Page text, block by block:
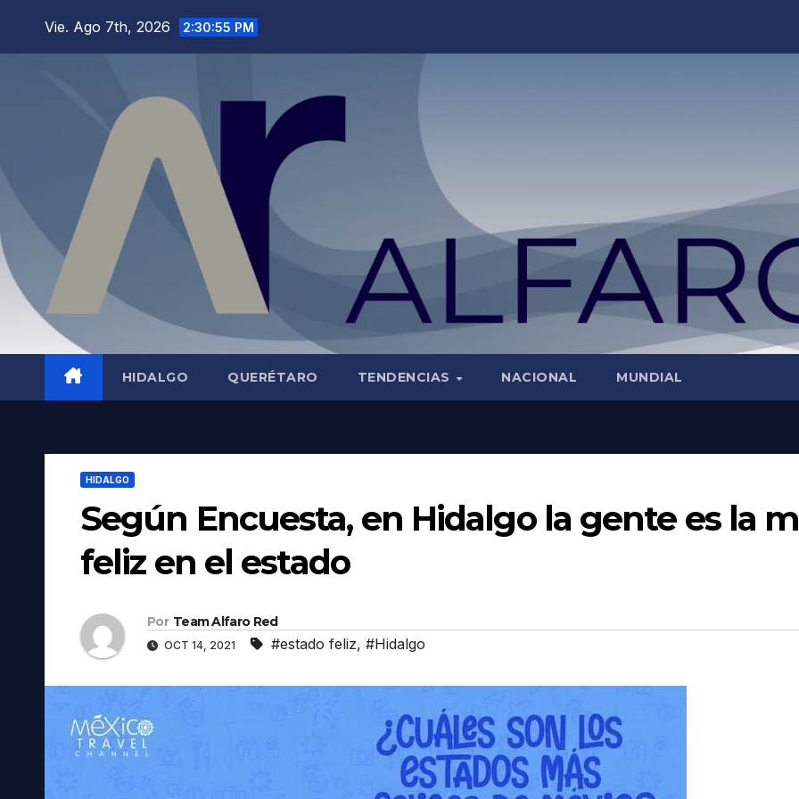
Vie. Ago 7th, 2026 2:30:56 PM
HIDALGO QUERÉTARO TENDENCIAS NACIONAL MUNDIAL
HIDALGO
Según Encuesta, en Hidalgo la gente es la
feliz en el estado
Por Team Alfaro Red
OCT 14, 2021 #estado feliz, #Hidalgo